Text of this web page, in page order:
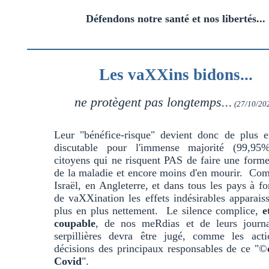
Défendons notre santé et nos libertés...
Les vaXXins bidons...
ne protègent pas longtemps... (27/10/
Leur "bénéfice-risque" devient donc de plus
discutable pour l'immense majorité
citoyens qui ne risquent PAS de faire une
de la maladie et encore moins d'en mourir.
Israël, en Angleterre, et dans tous les pays à
de vaXXination les effets indésirables
plus en plus nettement. Le silence complice,
coupable, de nos meRdias et de leurs
serpillières devra être jugé, comme les
décisions des principaux responsables de ce "©
Covid".